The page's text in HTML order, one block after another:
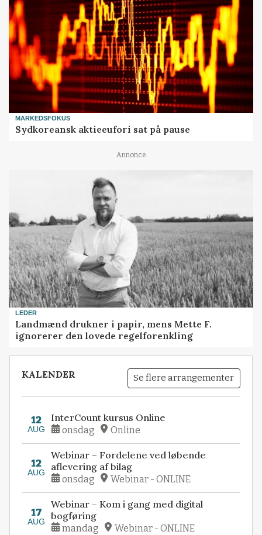
MARKEDSFOKUS
Sydkoreansk aktieeufori sat på pause
Annonce
LEDER
Landmænd drukner i papir, mens Mette F.
ignorerer den lovede regelforenkling
KALENDER Se flere arrangementer
12
AUG
InterCount kursus Online
onsdag Online
12
AUG
Webinar – Fordelene ved løbende
aflevering af bilag
onsdag Webinar - ONLINE
17
AUG
Webinar – Kom i gang med digital
bogføring
mandag Webinar - ONLINE